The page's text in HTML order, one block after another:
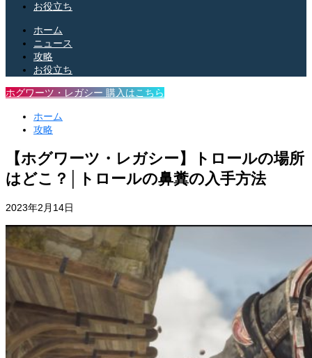
お役立ち
ホーム
ニュース
攻略
お役立ち
ホグワーツ・レガシー 購入はこちら
ホーム
攻略
【ホグワーツ・レガシー】トロールの場所
はどこ？│トロールの鼻糞の入手方法
2023年2月14日